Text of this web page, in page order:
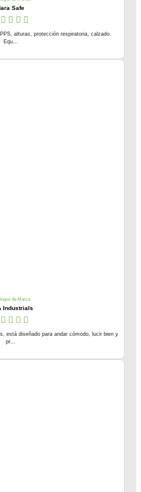
Safe
alturas, protección respiratoria, calzado.
Equ...
de Marca
Industrials
está diseñado para andar cómodo, lucir bien y
pr...